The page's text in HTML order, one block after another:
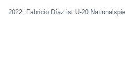
2022: Fabricio Díaz ist U-20